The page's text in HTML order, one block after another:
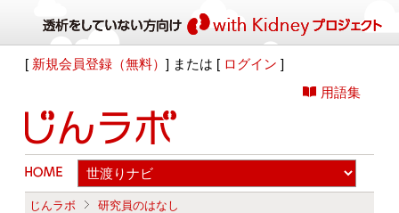
[ 新規会員登録（無料）] または [ ログイン ]
用語集
じんラボ
研究員のはなし